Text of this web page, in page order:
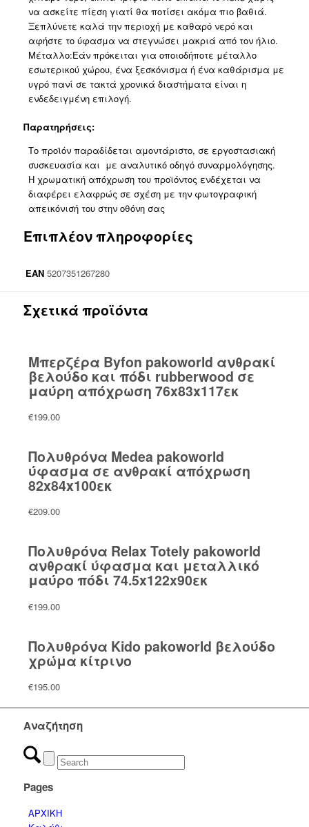
να ασκείτε πίεση γιατί θα ποτίσει ακόμα πιο βαθιά.
Ξεπλύνετε καλά την περιοχή με καθαρό νερό και
αφήστε το ύφασμα να στεγνώσει μακριά από τον ήλιο.
Μέταλλο:Εάν πρόκειται για οποιοδήποτε μέταλλο
εσωτερικού χώρου, ένα ξεσκόνισμα ή ένα καθάρισμα με
υγρό πανί σε τακτά χρονικά διαστήματα είναι η
ενδεδειγμένη επιλογή.
Παρατηρήσεις:
Το προϊόν παραδίδεται αμοντάριστο, σε εργοστασιακή
συσκευασία και με αναλυτικό οδηγό συναρμολόγησης.
Η χρωματική απόχρωση του προϊόντος ενδέχεται να
διαφέρει ελαφρώς σε σχέση με την φωτογραφική
απεικόνισή του στην οθόνη σας
Επιπλέον πληροφορίες
EAN 5207351267280
Σχετικά προϊόντα
Μπερζέρα Byfon pakoworld ανθρακί
βελούδο και πόδι rubberwood σε
μαύρη απόχρωση 76x83x117εκ
€199.00
Πολυθρόνα Medea pakoworld
ύφασμα σε ανθρακί απόχρωση
82x84x100εκ
€209.00
Πολυθρόνα Relax Totely pakoworld
ανθρακί ύφασμα και μεταλλικό
μαύρο πόδι 74.5x122x90εκ
€199.00
Πολυθρόνα Kido pakoworld βελούδο
χρώμα κίτρινο
€195.00
Αναζήτηση
Pages
ΑΡΧΙΚΗ